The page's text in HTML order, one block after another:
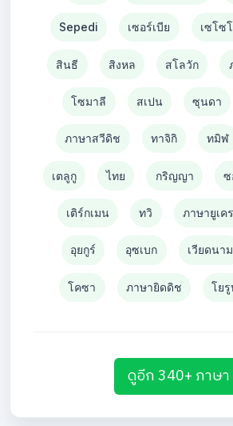
Sepedi เซอร์เบีย เซโซ
สินธี สิงหล สโลวัก
โซมาลี สเปน ซุนดา
ภาษาสวีดิช ทาจิกิ ทมิฬ
เตลูกู ไทย กริญญา ซ
เติร์กเมน ทวิ ภาษายูเค
อุยกูร์ อุซเบก เวียดนาม
โคซา ภาษายิดดิช โยรู
ดูอีก 340+ ภาษา